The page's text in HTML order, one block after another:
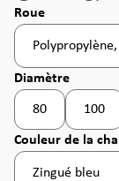
Sélectionnez
Roue
Sélectionnez
Diamètre
80 100
Sélectionnez
Couleur de la
Zingué bleu